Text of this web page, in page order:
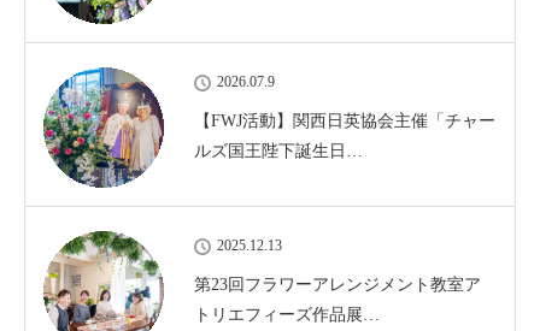
2026.07.9
【FWJ活動】関西日英協会主催「チャー
ルズ国王陛下誕生日…
2025.12.13
第23回フラワーアレンジメント教室ア
トリエフィーズ作品展…